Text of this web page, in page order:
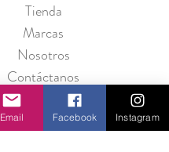
Tienda
Marcas
Nosotros
Contáctanos
Email Facebook Instagram